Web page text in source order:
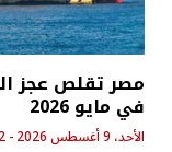
في مايو 2026
الأحد، 9 أغسطس 2026 - 7:32 م